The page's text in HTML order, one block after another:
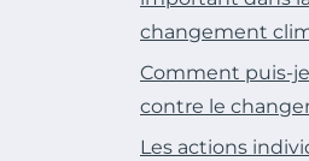
changement
Comment puis-
contre le
Les actions